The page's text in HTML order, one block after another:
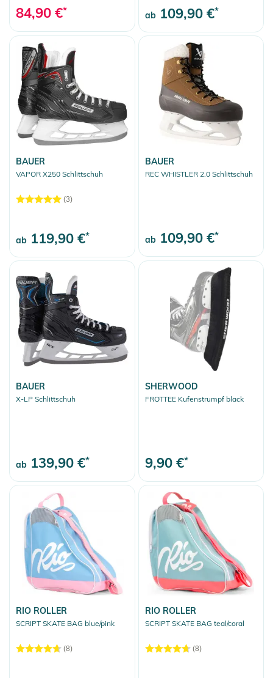
84,90 €* ab 109,90 €*
BAUER
VAPOR X250 Schlittschuh
(3)
ab 119,90 €*
BAUER
REC WHISTLER 2.0 Schlittschuh
ab 109,90 €*
BAUER
X-LP Schlittschuh
ab 139,90 €*
SHERWOOD
FROTTEE Kufenstrumpf black
9,90 €*
RIO ROLLER
SCRIPT SKATE BAG blue/pink
(8)
RIO ROLLER
SCRIPT SKATE BAG teal/coral
(8)